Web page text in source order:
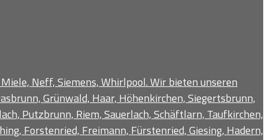
Neff, Siemens, Whirlpool. Wir bieten unseren
Grünwald, Haar, Höhenkirchen, Siegertsbrunn,
Putzbrunn, Riem, Sauerlach, Schäftlarn, Taufkirchen,
Forstenried, Freimann, Fürstenried, Giesing, Hadern,